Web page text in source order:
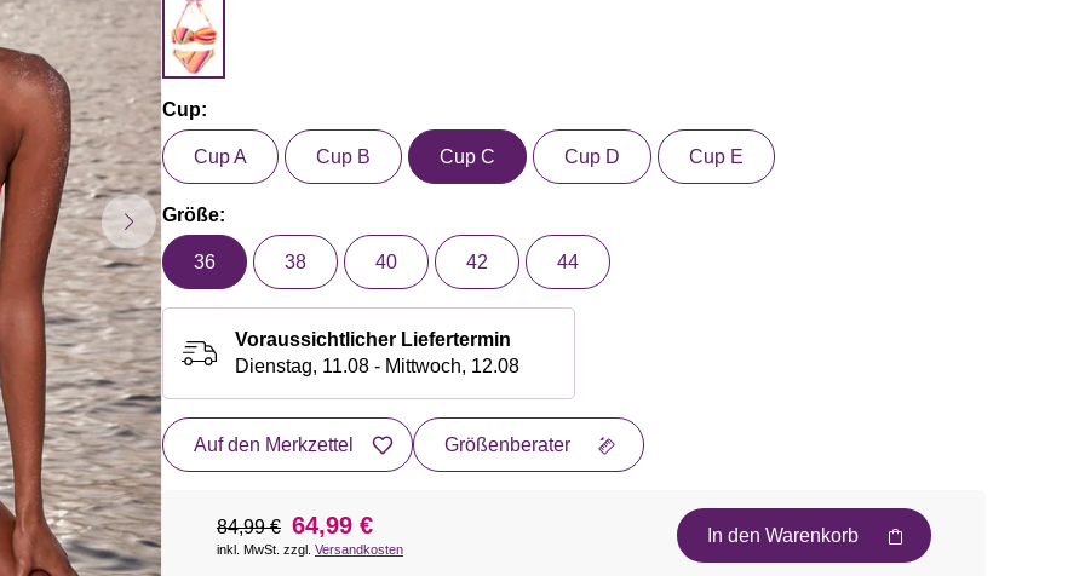
Cup:
Cup A Cup B Cup C Cup D Cup E
Größe:
36 38 40 42 44
Voraussichtlicher Liefertermin
Dienstag, 11.08 - Mittwoch, 12.08
Auf den Merkzettel Größenberater
84,99 € 64,99 €
inkl. MwSt. zzgl. Versandkosten
In den Warenkorb